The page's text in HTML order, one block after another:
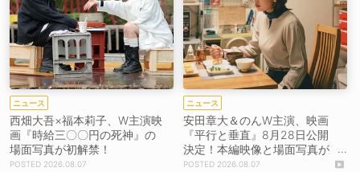
ニュース
西畑大吾×福本莉子、W主演映
画『時給三〇〇円の死神』の
場面写真が初解禁！
2026.08.07
ニュース
安田章大＆のんW主演、映画
『平行と垂直』8月28日公開
決定！本編映像と場面写真が
初解禁！2026.08.07